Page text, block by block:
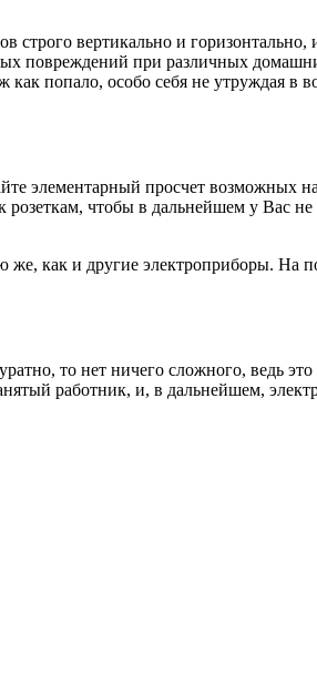
вертикально и
повреждений при различных
попало, особо себя не утруждая в
элементарный просчет возможных
чтобы в дальнейшем у Вас
как и другие электроприборы. На
то нет ничего сложного, ведь
работник, и, в дальнейшем,